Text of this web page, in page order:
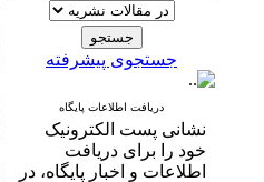
جستجوی پیشرفته
دریافت اطلاعات پایگاه
نشانی پست الکترونیک
خود را برای دریافت
اطلاعات و اخبار پایگاه، در